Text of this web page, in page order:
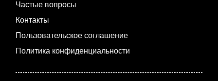
Частые вопросы
Контакты
Пользовательское соглашение
Политика конфиденциальности